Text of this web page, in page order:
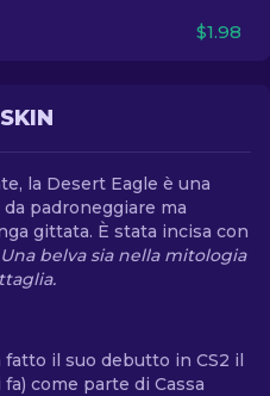
$1.98
la Desert Eagle è una
padroneggiare ma
gittata. È stata incisa con
Una belva sia nella mitologia
fatto il suo debutto in CS2 il
come parte di Cassa